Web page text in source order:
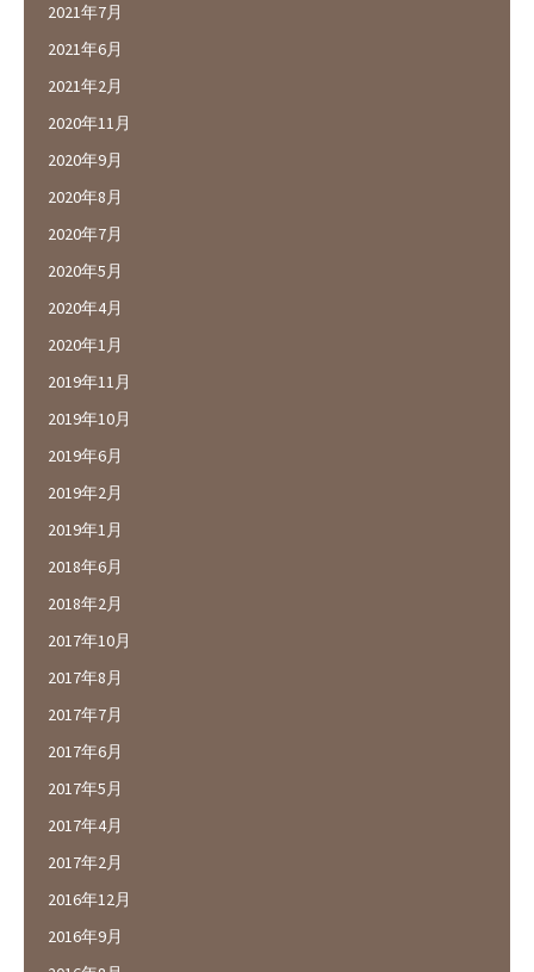
2021年7月
2021年6月
2021年2月
2020年11月
2020年9月
2020年8月
2020年7月
2020年5月
2020年4月
2020年1月
2019年11月
2019年10月
2019年6月
2019年2月
2019年1月
2018年6月
2018年2月
2017年10月
2017年8月
2017年7月
2017年6月
2017年5月
2017年4月
2017年2月
2016年12月
2016年9月